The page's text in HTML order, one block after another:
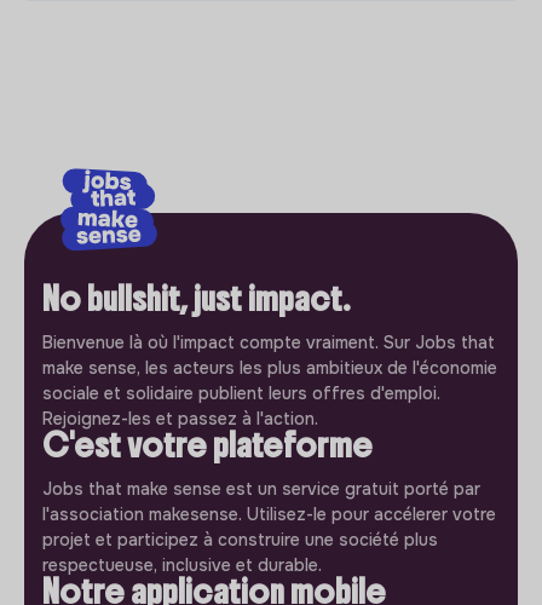
No bullshit, just impact.
Bienvenue là où l'impact compte vraiment. Sur Jobs that
make sense, les acteurs les plus ambitieux de l'économie
sociale et solidaire publient leurs offres d'emploi.
Rejoignez-les et passez à l'action.
C'est votre plateforme
Jobs that make sense est un service gratuit porté par
l'association makesense. Utilisez-le pour accélerer votre
projet et participez à construire une société plus
respectueuse, inclusive et durable.
Notre application mobile